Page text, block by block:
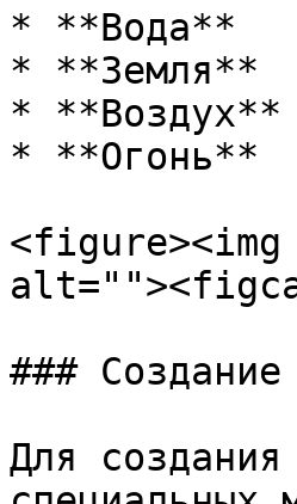
* **Вода**
* **Земля**
* **Воздух**
* **Огонь**
<figure><img
### Создание
Для